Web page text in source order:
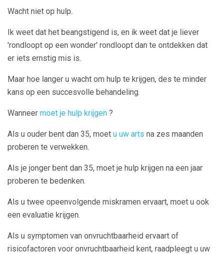
Wacht niet op hulp.
Ik weet dat het beangstigend is, en ik weet dat je liever
'rondloopt op een wonder' rondloopt dan te ontdekken dat
er iets ernstig mis is.
Maar hoe langer u wacht om hulp te krijgen, des te minder
kans op een succesvolle behandeling.
Wanneer moet je hulp krijgen ?
Als u ouder bent dan 35, moet u uw arts na zes maanden
proberen te verwekken.
Als je jonger bent dan 35, moet je hulp krijgen na een jaar
proberen te bedenken.
Als u twee opeenvolgende miskramen ervaart, moet u ook
een evaluatie krijgen.
Als u symptomen van onvruchtbaarheid ervaart of
risicofactoren voor onvruchtbaarheid kent, raadpleegt u uw